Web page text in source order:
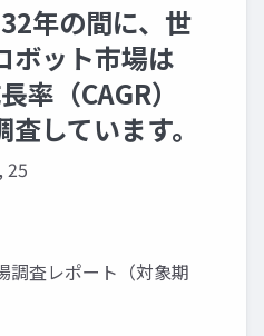
年の間に、世
ボット市場は
率（CAGR）
しています。
25
査レポート（対象期